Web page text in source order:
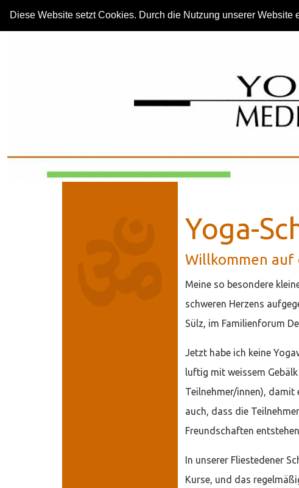
Diese Website setzt Cookies. Durch die Nutzung unserer Website
Yoga- Schule Über mich Yoga- Kurse Yoga-
Yoga-
Willkommen auf
Meine so besondere
schweren Herzens
Sülz, im Familienforum
Jetzt habe ich keine
luftig mit weissem
Teilnehmer/innen), damit
auch, dass die
Freundschaften
In unserer Fliestedener
Kurse, und das